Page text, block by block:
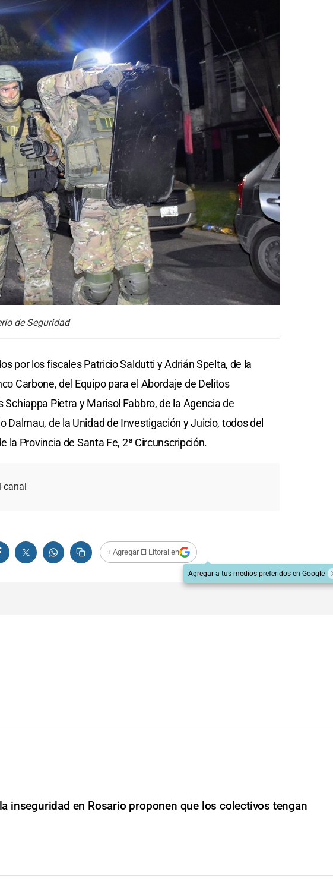
de Seguridad
por los fiscales Patricio Saldutti y Adrián Spelta, de la
Carbone, del Equipo para el Abordaje de Delitos
Pietra y Marisol Fabbro, de la Agencia de
Dalmau, de la Unidad de Investigación y Juicio, todos del
la Provincia de Santa Fe, 2ª Circunscripción.
canal
+ Agregar El Litoral en
Agregar a tus medios preferidos en Google
inseguridad en Rosario proponen que los colectivos tengan